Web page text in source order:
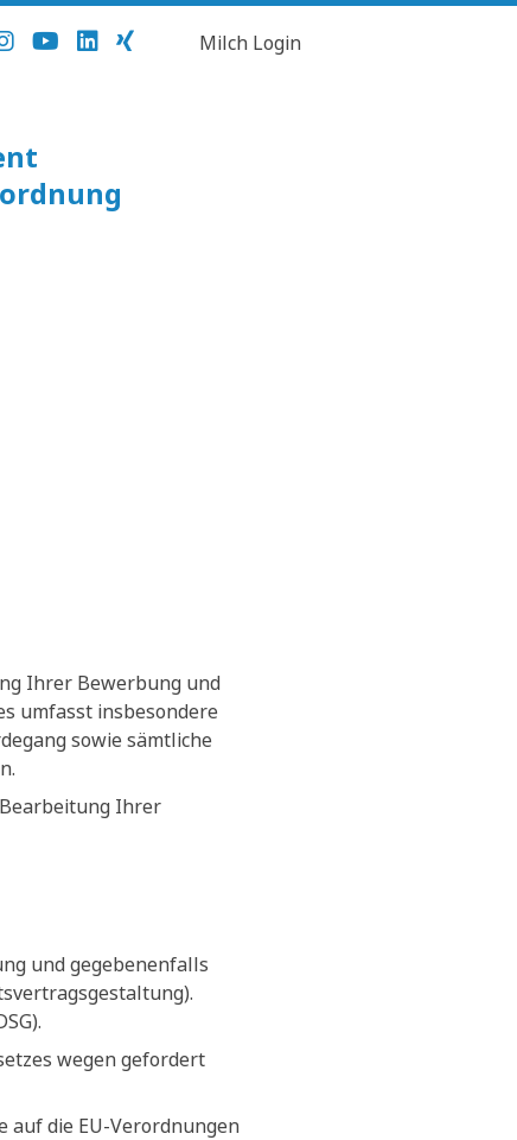
Milch Login
Ihrer Bewerbung und
umfasst insbesondere
sowie sämtliche
Ihrer
und gegebenenfalls
wegen gefordert
auf die EU-Verordnungen